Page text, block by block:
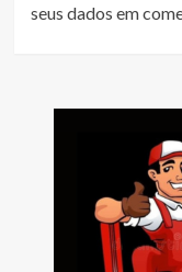
seus dados em